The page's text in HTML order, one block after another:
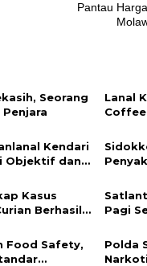
Pantau
Seorang
Penjara
Lanal
Coffee
Kendari
Objektif dan
Sehat
Kasus
Berhasil
Pagi
Food Safety,
Polda